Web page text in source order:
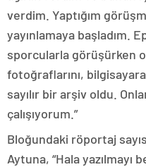
verdim. Yaptığım
yayınlamaya başladım.
sporcularla görüşürken
fotoğraflarını,
sayılır bir arşiv oldu.
çalışıyorum.”
Bloğundaki röportaj
Aytuna, “Hala yazılmayı